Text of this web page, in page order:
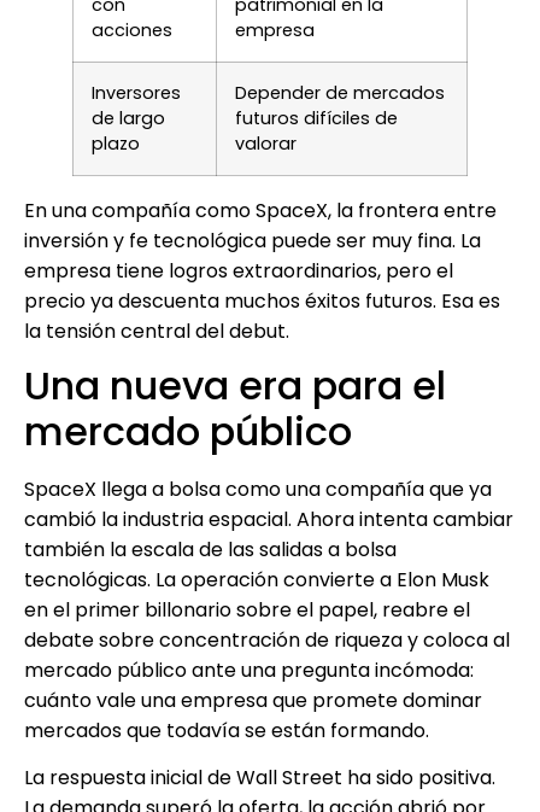
acciones
empresa
Inversores
de largo
plazo
Depender de mercados
futuros difíciles de
valorar
En una compañía como SpaceX, la frontera entre
inversión y fe tecnológica puede ser muy fina. La
empresa tiene logros extraordinarios, pero el
precio ya descuenta muchos éxitos futuros. Esa es
la tensión central del debut.
Una nueva era para el
mercado público
SpaceX llega a bolsa como una compañía que ya
cambió la industria espacial. Ahora intenta cambiar
también la escala de las salidas a bolsa
tecnológicas. La operación convierte a Elon Musk
en el primer billonario sobre el papel, reabre el
debate sobre concentración de riqueza y coloca al
mercado público ante una pregunta incómoda:
cuánto vale una empresa que promete dominar
mercados que todavía se están formando.
La respuesta inicial de Wall Street ha sido positiva.